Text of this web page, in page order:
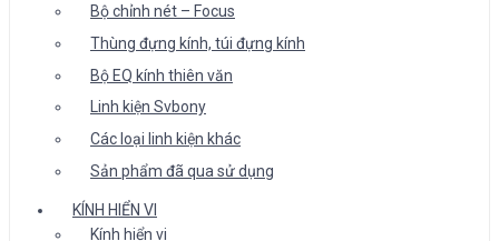
Bộ chỉnh nét – Focus
Thùng đựng kính, túi đựng kính
Bộ EQ kính thiên văn
Linh kiện Svbony
Các loại linh kiện khác
Sản phẩm đã qua sử dụng
KÍNH HIỂN VI
Kính hiển vi